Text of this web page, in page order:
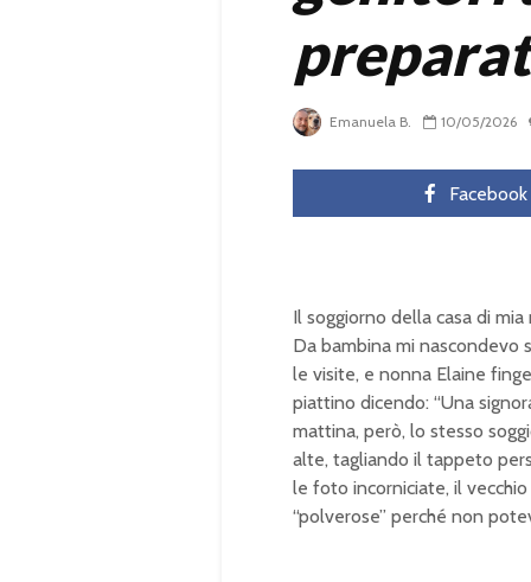
Emanuela B. 10/05/2026
Facebook
Il soggiorno della casa di
Da bambina mi
le visite, e nonna Elaine
piattino dicendo: “Una
mattina, però, lo stesso
alte, tagliando il tappeto
le foto incorniciate, il
“polverose” perché non